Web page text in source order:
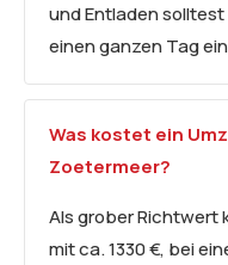
und Entladen
einen ganzen Tag
Was kostet ein
Zoetermeer?
Als grober Richtwert
mit ca. 1330 €, bei